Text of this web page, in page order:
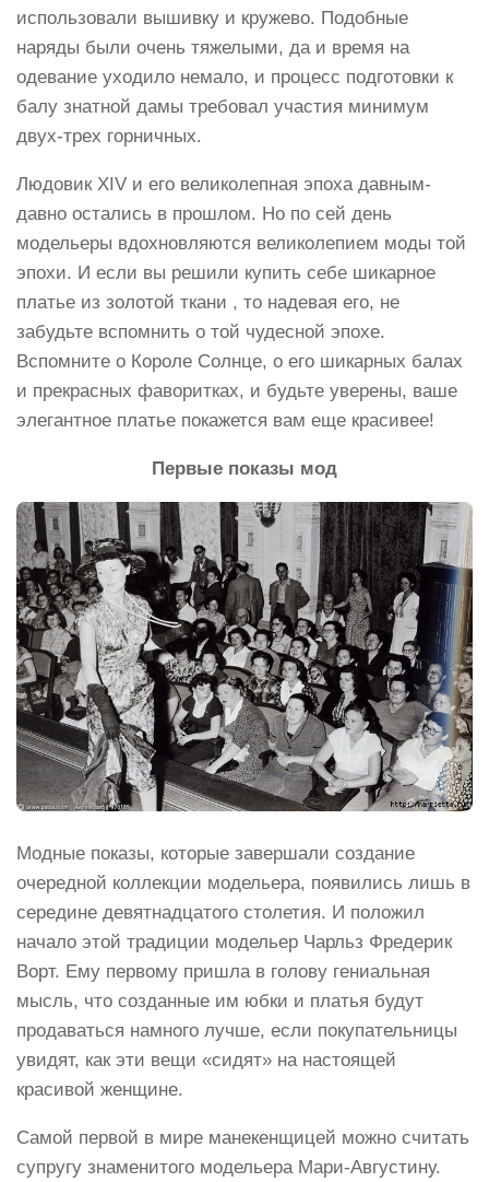
использовали вышивку и кружево. Подобные
наряды были очень тяжелыми, да и время на
одевание уходило немало, и процесс подготовки к
балу знатной дамы требовал участия минимум
двух-трех горничных.
Людовик XIV и его великолепная эпоха давным-
давно остались в прошлом. Но по сей день
модельеры вдохновляются великолепием моды той
эпохи. И если вы решили купить себе шикарное
платье из золотой ткани , то надевая его, не
забудьте вспомнить о той чудесной эпохе.
Вспомните о Короле Солнце, о его шикарных балах
и прекрасных фаворитках, и будьте уверены, ваше
элегантное платье покажется вам еще красивее!
Первые показы мод
Модные показы, которые завершали создание
очередной коллекции модельера, появились лишь в
середине девятнадцатого столетия. И положил
начало этой традиции модельер Чарльз Фредерик
Ворт. Ему первому пришла в голову гениальная
мысль, что созданные им юбки и платья будут
продаваться намного лучше, если покупательницы
увидят, как эти вещи «сидят» на настоящей
красивой женщине.
Самой первой в мире манекенщицей можно считать
супругу знаменитого модельера Мари-Августину.